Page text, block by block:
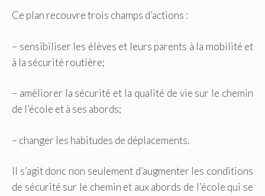
Ce plan recouvre trois champs d’actions :
– sensibiliser les élèves et leurs parents à la mobilité et
à la sécurité routière;
– améliorer la sécurité et la qualité de vie sur le chemin
de l’école et à ses abords;
– changer les habitudes de déplacements.
Il s’agit donc non seulement d’augmenter les conditions
de sécurité sur le chemin et aux abords de l’école qui se